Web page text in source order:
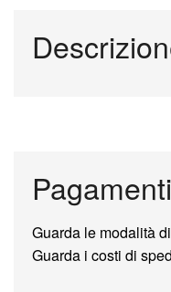
Guarda le modalità
Guarda i costi di